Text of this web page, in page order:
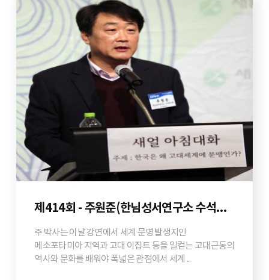
제414회 - 주원준(한님성서연구소 수석연구원)
주 박사는 이날 강연에서 세계 문명 발생지인
메소포타미아 지역과 고대 이집트 등을 일컫는 고대근동의
역사와 문화를 배워야 폭넓은 관점에서 세계 ...